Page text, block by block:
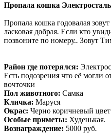
Пропала кошка Электросталь
Пропала кошка годовалая
ласковая добрая. Если кто
позвоните по номеру.. Зовут
Район где потерялся:
Есть подозрения что её могли
вочточки
Пол животного: Самка
Кличка: Маруся
Окрас: Черно коричневый
Особые приметы: Худенькая.
Вознаграждение: 5000 руб.